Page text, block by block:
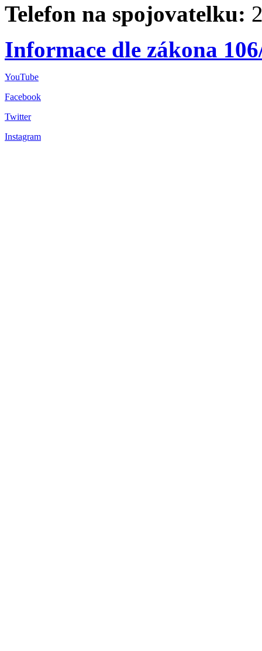
Telefon na spojovatelku:
Informace dle zákona
YouTube
Facebook
Twitter
Instagram